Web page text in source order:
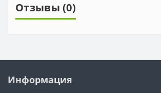
Отзывы (0)
Информация